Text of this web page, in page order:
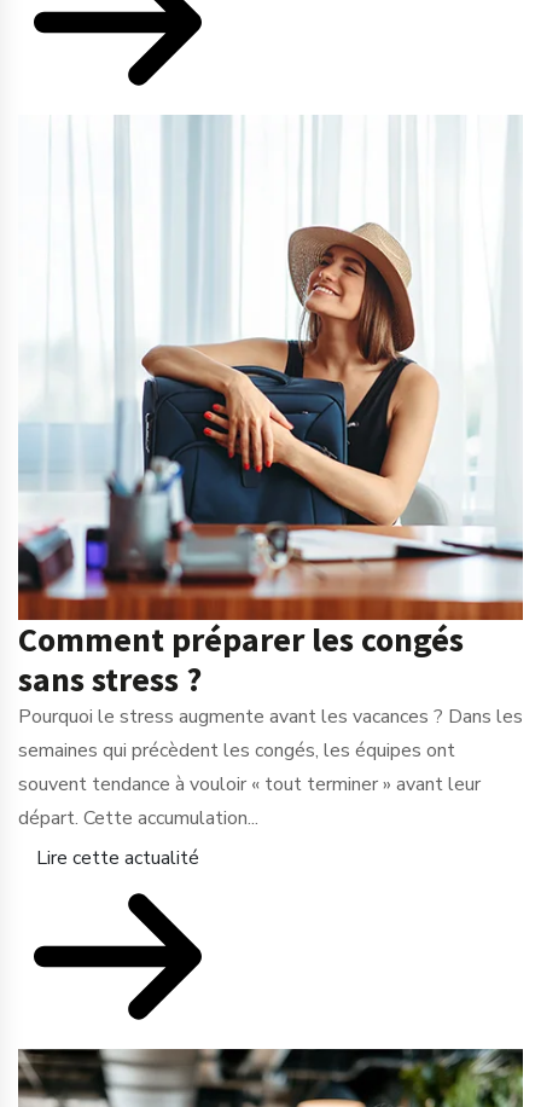
Comment préparer les congés
sans stress ?
Pourquoi le stress augmente avant les vacances ? Dans les
semaines qui précèdent les congés, les équipes ont
souvent tendance à vouloir « tout terminer » avant leur
départ. Cette accumulation...
Lire cette actualité